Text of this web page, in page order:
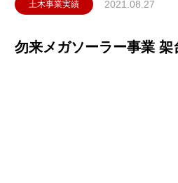
土木事業実績 2021.08.27
勿来メガソーラー事業